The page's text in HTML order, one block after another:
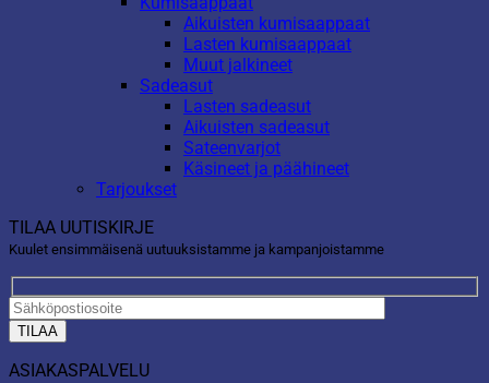
Aikuisten kumisaappaat
Lasten kumisaappaat
Muut jalkineet
Sadeasut
Lasten sadeasut
Aikuisten sadeasut
Sateenvarjot
Käsineet ja päähineet
Tarjoukset
TILAA UUTISKIRJE
Kuulet ensimmäisenä uutuuksistamme ja kampanjoistamme
ASIAKASPALVELU